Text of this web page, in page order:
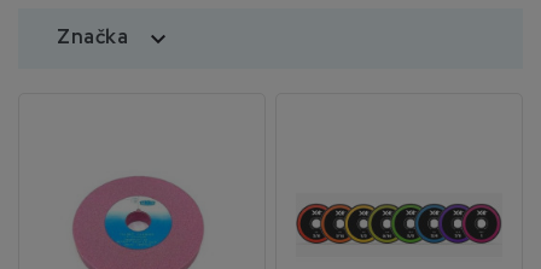
Značka 